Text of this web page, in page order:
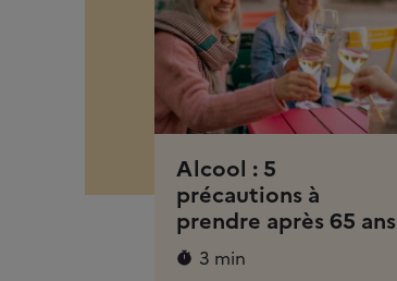
Alcool : 5
précautions à
prendre après 65 ans
3 min